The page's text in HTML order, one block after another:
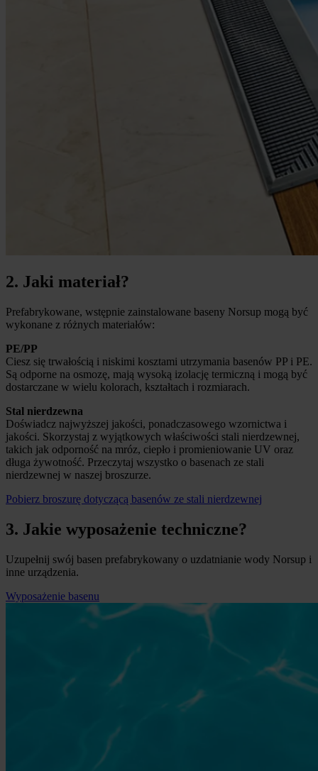
2. Jaki materiał?
Prefabrykowane, wstępnie zainstalowane baseny Norsup mogą być
wykonane z różnych materiałów:
PE/PP
Ciesz się trwałością i niskimi kosztami utrzymania basenów PP i PE.
Są odporne na osmozę, mają wysoką izolację termiczną i mogą być
dostarczane w wielu kolorach, kształtach i rozmiarach.
Stal nierdzewna
Doświadcz najwyższej jakości, ponadczasowego wzornictwa i
jakości. Skorzystaj z wyjątkowych właściwości stali nierdzewnej,
takich jak odporność na mróz, ciepło i promieniowanie UV oraz
długa żywotność. Przeczytaj wszystko o basenach ze stali
nierdzewnej w naszej broszurze.
Pobierz broszurę dotyczącą basenów ze stali nierdzewnej
3. Jakie wyposażenie techniczne?
Uzupełnij swój basen prefabrykowany o uzdatnianie wody Norsup i
inne urządzenia.
Wyposażenie basenu